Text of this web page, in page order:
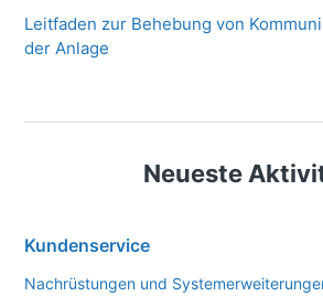
Leitfaden zur Behebung von
der Anlage
Neueste
Kundenservice
Nachrüstungen und